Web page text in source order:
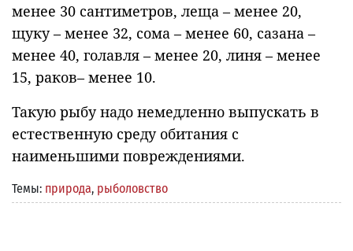
менее 30 сантиметров, леща – менее 20,
щуку – менее 32, сома – менее 60, сазана –
менее 40, голавля – менее 20, линя – менее
15, раков– менее 10.
Такую рыбу надо немедленно выпускать в
естественную среду обитания с
наименьшими повреждениями.
Темы: природа, рыболовство